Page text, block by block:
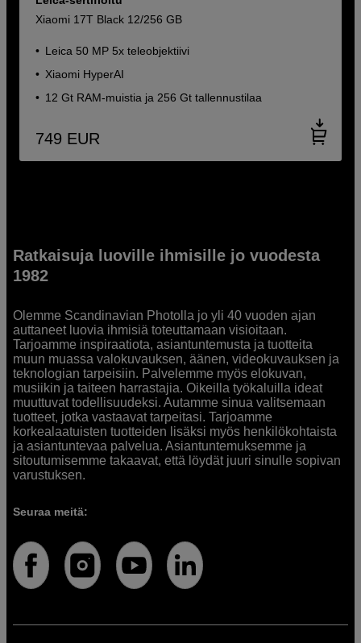
Xiaomi 17T Black 12/256 GB
Leica 50 MP 5x teleobjektiivi
Xiaomi HyperAI
12 Gt RAM-muistia ja 256 Gt tallennustilaa
749 EUR
Ratkaisuja luoville ihmisille jo vuodesta
1982
Olemme Scandinavian Photolla jo yli 40 vuoden ajan
auttaneet luovia ihmisiä toteuttamaan visioitaan.
Tarjoamme inspiraatiota, asiantuntemusta ja tuotteita
muun muassa valokuvauksen, äänen, videokuvauksen ja
teknologian tarpeisiin. Palvelemme myös elokuvan,
musiikin ja taiteen harrastajia. Oikeilla työkaluilla ideat
muuttuvat todellisuudeksi. Autamme sinua valitsemaan
tuotteet, jotka vastaavat tarpeitasi. Tarjoamme
korkealaatuisten tuotteiden lisäksi myös henkilökohtaista
ja asiantuntevaa palvelua. Asiantuntemuksemme ja
sitoutumisemme takaavat, että löydät juuri sinulle sopivan
varustuksen.
Seuraa meitä: